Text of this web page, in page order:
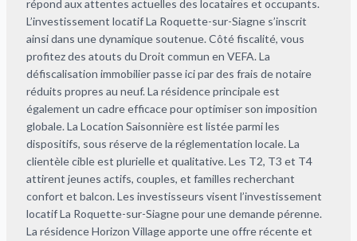
répond aux attentes actuelles des locataires et occupants.
L’investissement locatif La Roquette-sur-Siagne s’inscrit
ainsi dans une dynamique soutenue. Côté fiscalité, vous
profitez des atouts du Droit commun en VEFA. La
défiscalisation immobilier passe ici par des frais de notaire
réduits propres au neuf. La résidence principale est
également un cadre efficace pour optimiser son imposition
globale. La Location Saisonnière est listée parmi les
dispositifs, sous réserve de la réglementation locale. La
clientèle cible est plurielle et qualitative. Les T2, T3 et T4
attirent jeunes actifs, couples, et familles recherchant
confort et balcon. Les investisseurs visent l’investissement
locatif La Roquette-sur-Siagne pour une demande pérenne.
La résidence Horizon Village apporte une offre récente et